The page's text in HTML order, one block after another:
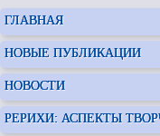
ГЛАВНАЯ
НОВЫЕ ПУБЛИКАЦИИ
НОВОСТИ
РЕРИХИ: АСПЕКТЫ